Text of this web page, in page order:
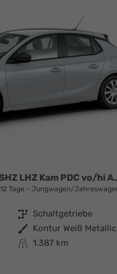
Edition GS
12 Tage Jungwagen/
Getriebe Schaltgetriebe
Außenfarbe Kontur Weiß Metallic
Kilometerstand 1.387 km